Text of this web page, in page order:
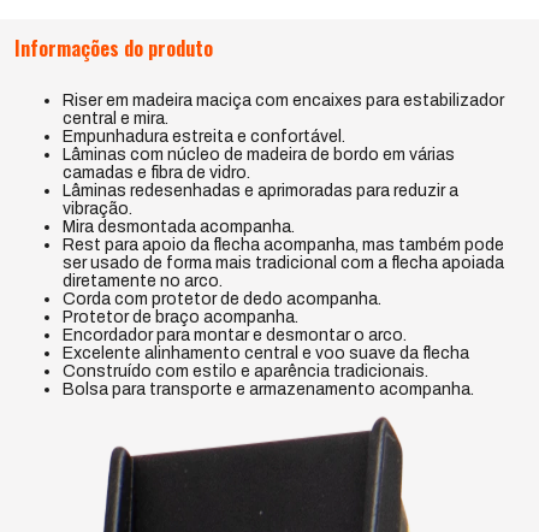
Informações do produto
Riser em madeira maciça com encaixes para estabilizador
central e mira.
Empunhadura estreita e confortável.
Lâminas com núcleo de madeira de bordo em várias
camadas e fibra de vidro.
Lâminas redesenhadas e aprimoradas para reduzir a
vibração.
Mira desmontada acompanha.
Rest para apoio da flecha acompanha, mas também pode
ser usado de forma mais tradicional com a flecha apoiada
diretamente no arco.
Corda com protetor de dedo acompanha.
Protetor de braço acompanha.
Encordador para montar e desmontar o arco.
Excelente alinhamento central e voo suave da flecha
Construído com estilo e aparência tradicionais.
Bolsa para transporte e armazenamento acompanha.